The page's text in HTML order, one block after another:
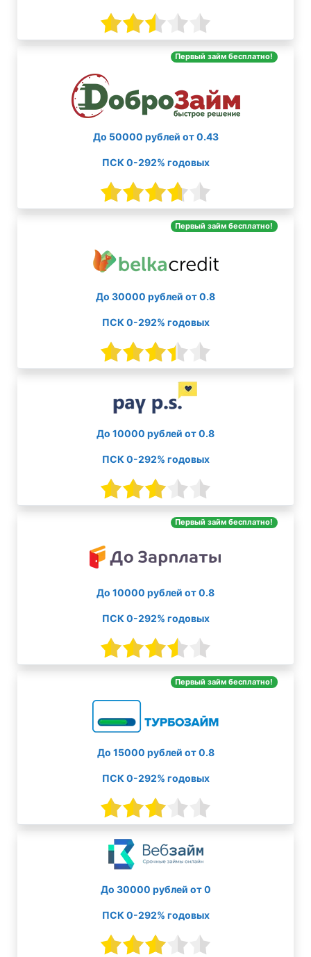
Первый займ бесплатно!
До 50000 рублей от 0.43
ПСК 0-292% годовых
Первый займ бесплатно!
До 30000 рублей от 0.8
ПСК 0-292% годовых
До 10000 рублей от 0.8
ПСК 0-292% годовых
Первый займ бесплатно!
До 10000 рублей от 0.8
ПСК 0-292% годовых
Первый займ бесплатно!
До 15000 рублей от 0.8
ПСК 0-292% годовых
До 30000 рублей от 0
ПСК 0-292% годовых